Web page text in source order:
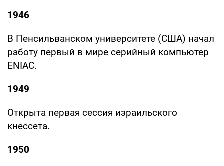
1946
В Пенсильванском университете (США) начал
работу первый в мире серийный компьютер
ENIAC.
1949
Открыта первая сессия израильского
кнессета.
1950